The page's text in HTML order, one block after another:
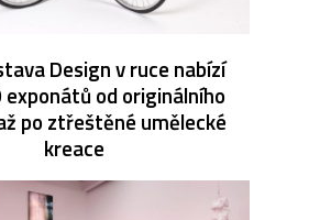
Design v ruce nabízí
od originálního
po ztřeštěné umělecké
kreace